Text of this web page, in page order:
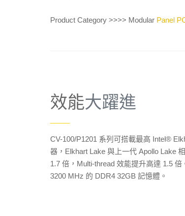
Product Category >>>> Modular Panel
效能大躍進
——
CV-100/P1201 系列可搭載最高 Intel®
器，Elkhart Lake 與上一代 Apollo Lake
1.7 倍，Multi-thread 效能提升高達 1.5
3200 MHz 的 DDR4 32GB 記憶體。